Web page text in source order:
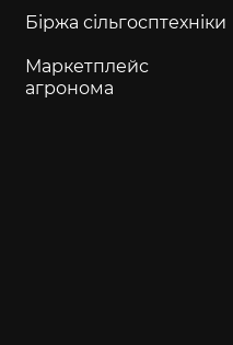
Біржа сільгосптехніки
Маркетплейс
агронома